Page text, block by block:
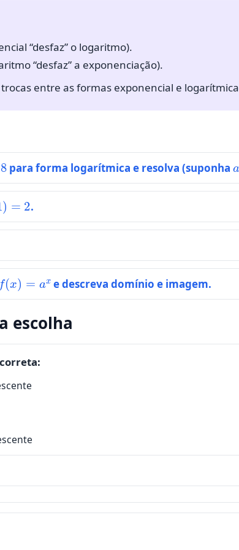
“desfaz” o logaritmo).
“desfaz” a exponenciação).
trocas entre as formas exponencial e
8
para forma logarítmica e resolva (suponha
)
.
f(x )=
e descreva domínio e imagem.
escolha